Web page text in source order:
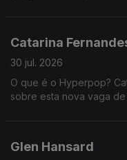
Catarina
30 jul. 2026
O que é o Hyperpop?
sobre esta nova vaga
Glen Hansard